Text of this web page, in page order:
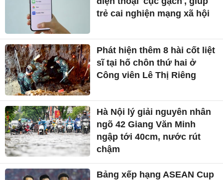
trẻ cai nghiện mạng xã hội
Phát hiện thêm 8 hài cốt liệt
sĩ tại hố chôn thứ hai ở
Công viên Lê Thị Riêng
Hà Nội lý giải nguyên nhân
ngõ 42 Giang Văn Minh
ngập tới 40cm, nước rút
chậm
Bảng xếp hạng ASEAN Cup